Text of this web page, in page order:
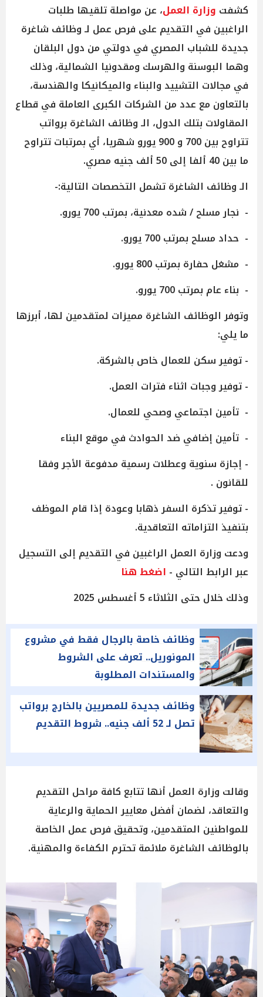
كشفت وزارة العمل، عن مواصلة تلقيها طلبات
الراغبين في التقديم على فرص عمل لـ وظائف شاغرة
جديدة للشباب المصري في دولتي من دول البلقان
وهما البوسنة والهرسك ومقدونيا الشمالية، وذلك
في مجالات التشييد والبناء والميكانيكا والهندسة،
بالتعاون مع عدد من الشركات الكبرى العاملة في قطاع
المقاولات بتلك الدول، الـ وظائف الشاغرة برواتب
تتراوح بين 700 و 900 يورو شهريا، أي بمرتبات تتراوح
ما بين 40 ألفا إلى 50 ألف جنيه مصري.
الـ وظائف الشاغرة تشمل التخصصات التالية:-
- نجار مسلح / شده معدنية، بمرتب 700 يورو.
- حداد مسلح بمرتب 700 يورو.
- مشغل حفارة بمرتب 800 يورو.
- بناء عام بمرتب 700 يورو.
وتوفر الوظائف الشاغرة مميزات لمتقدمين لها، أبرزها
ما يلي:
- توفير سكن للعمال خاص بالشركة.
- توفير وجبات اثناء فترات العمل.
- تأمين اجتماعي وصحي للعمال.
- تأمين إضافي ضد الحوادث في موقع البناء
- إجازة سنوية وعطلات رسمية مدفوعة الأجر وفقا
للقانون .
- توفير تذكرة السفر ذهابا وعودة إذا قام الموظف
بتنفيذ التزاماته التعاقدية.
ودعت وزارة العمل الراغبين في التقديم إلى التسجيل
عبر الرابط التالي - اضغط هنا
وذلك خلال حتى الثلاثاء 5 أغسطس 2025
وظائف خاصة بالرجال فقط في مشروع
المونوريل.. تعرف على الشروط
والمستندات المطلوبة
وظائف جديدة للمصريين بالخارج برواتب
تصل لـ 52 ألف جنيه.. شروط التقديم
وقالت وزارة العمل أنها تتابع كافة مراحل التقديم
والتعاقد، لضمان أفضل معايير الحماية والرعاية
للمواطنين المتقدمين، وتحقيق فرص عمل الخاصة
بالوظائف الشاغرة ملائمة تحترم الكفاءة والمهنية.